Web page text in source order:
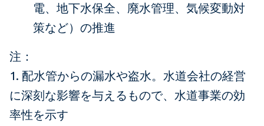
電、地下水保全、廃水管理、気候変動対
策など）の推進
注：
1. 配水管からの漏水や盗水。水道会社の経営
に深刻な影響を与えるもので、水道事業の効
率性を示す